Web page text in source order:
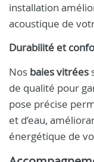
installation
acoustique de
Durabilité et
Nos baies vitrées
de qualité pour
pose précise
et d’eau,
énergétique de